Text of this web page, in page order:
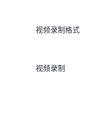
视频录制格式
视频录制